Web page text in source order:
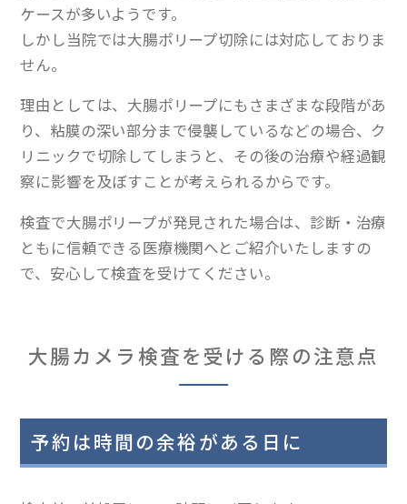
ケースが多いようです。
しかし当院では大腸ポリープ切除には対応しておりま
せん。
理由としては、大腸ポリープにもさまざまな段階があ
り、粘膜の深い部分まで侵襲しているなどの場合、ク
リニックで切除してしまうと、その後の治療や経過観
察に影響を及ぼすことが考えられるからです。
検査で大腸ポリープが発見された場合は、診断・治療
ともに信頼できる医療機関へとご紹介いたしますの
で、安心して検査を受けてください。
大腸カメラ検査を受ける際の注意点
予約は時間の余裕がある日に